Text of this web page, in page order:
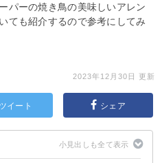
パーの焼き鳥の美味しいアレン
ても紹介するので参考にしてみ
2023年12月30日 更新
ツイート シェア